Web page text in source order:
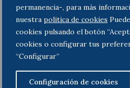
permanencia-, para más
nuestra politica de cookies
cookies pulsando el botón
cookies o configurar tus
“Configurar”
Configuración de cookies
Insolvències i
Mercantil i M&A